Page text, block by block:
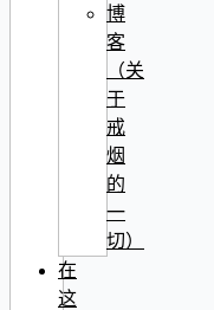
博
客
（关
于
戒
烟
的
一
切）
在
这